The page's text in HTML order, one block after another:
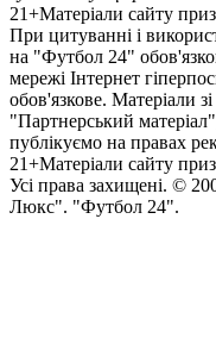
21+Матеріали сайту
При цитуванні і
на "Футбол 24"
мережі Інтернет
обов'язкове. Матеріали
"Партнерський
публікуємо на правах
21+Матеріали сайту
Усi права захищенi. ©
Люкс". "Футбол 24".